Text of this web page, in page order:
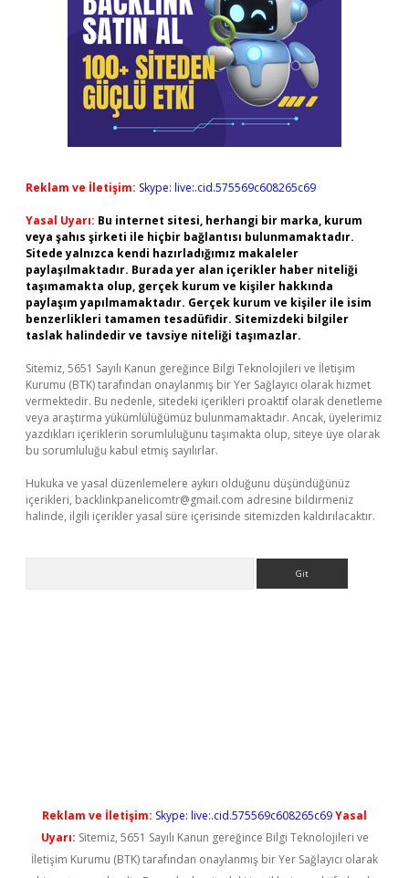
Reklam ve İletişim: Skype: live:.cid.575569c608265c69
Yasal Uyarı: Bu internet sitesi, herhangi bir marka, kurum
veya şahıs şirketi ile hiçbir bağlantısı bulunmamaktadır.
Sitede yalnızca kendi hazırladığımız makaleler
paylaşılmaktadır. Burada yer alan içerikler haber niteliği
taşımamakta olup, gerçek kurum ve kişiler hakkında
paylaşım yapılmamaktadır. Gerçek kurum ve kişiler ile isim
benzerlikleri tamamen tesadüfidir. Sitemizdeki bilgiler
taslak halindedir ve tavsiye niteliği taşımazlar.
Sitemiz, 5651 Sayılı Kanun gereğince Bilgi Teknolojileri ve İletişim
Kurumu (BTK) tarafından onaylanmış bir Yer Sağlayıcı olarak hizmet
vermektedir. Bu nedenle, sitedeki içerikleri proaktif olarak denetleme
veya araştırma yükümlülüğümüz bulunmamaktadır. Ancak, üyelerimiz
yazdıkları içeriklerin sorumluluğunu taşımakta olup, siteye üye olarak
bu sorumluluğu kabul etmiş sayılırlar.
Hukuka ve yasal düzenlemelere aykırı olduğunu düşündüğünüz
içerikleri, backlinkpanelicomtr@gmail.com adresine bildirmeniz
halinde, ilgili içerikler yasal süre içerisinde sitemizden kaldırılacaktır.
Reklam ve İletişim: Skype: live:.cid.575569c608265c69Yasal
Uyarı: Sitemiz, 5651 Sayılı Kanun gereğince Bilgi Teknolojileri ve
İletişim Kurumu (BTK) tarafından onaylanmış bir Yer Sağlayıcı olarak